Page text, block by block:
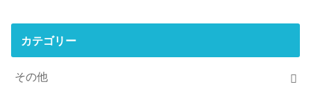
カテゴリー
その他